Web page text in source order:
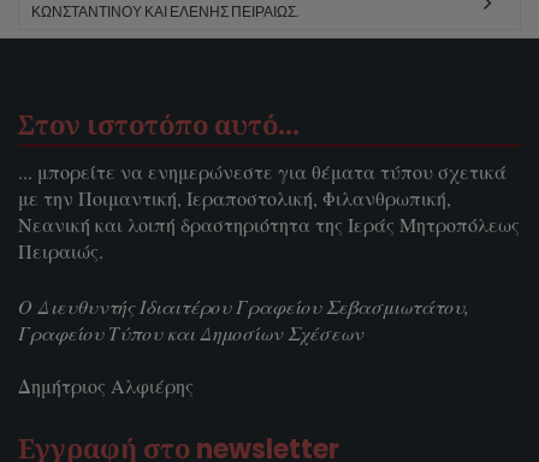
ΚΩΝΣΤΑΝΤΊΝΟΥ ΚΑΙ ΕΛΈΝΗΣ ΠΕΙΡΑΙΏΣ.
Στον ιστοτόπο αυτό…
... μπορείτε να ενημερώνεστε για θέματα τύπου σχετικά
με την Ποιμαντική, Ιεραποστολική, Φιλανθρωπική,
Νεανική και λοιπή δραστηριότητα της Ιεράς Μητροπόλεως
Πειραιώς.
Ο Διευθυντής Ιδιαιτέρου Γραφείου Σεβασμιωτάτου,
Γραφείου Τύπου και Δημοσίων Σχέσεων
Δημήτριος Αλφιέρης
Εγγραφή στο newsletter